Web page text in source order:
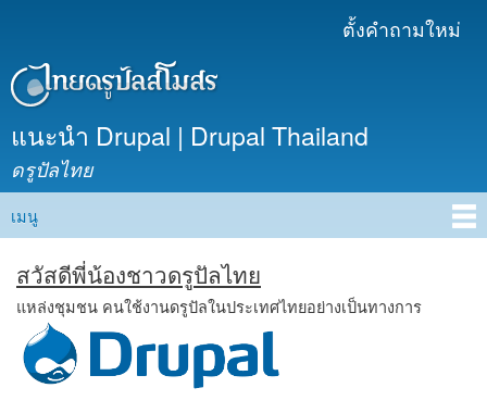
เนื้อหา
ตั้งคำถามใหม่
แนะนำ Drupal | Drupal Thailand
ดรูปัลไทย
Main menu
เมนู
สวัสดีพี่น้องชาวดรูปัลไทย
แหล่งชุมชน คนใช้งานดรูปัลในประเทศไทยอย่างเป็นทางการ